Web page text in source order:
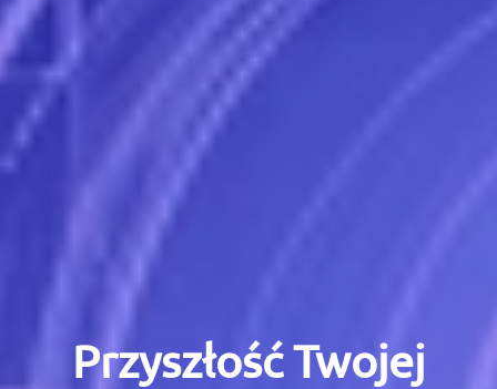
Przyszłość Twojej